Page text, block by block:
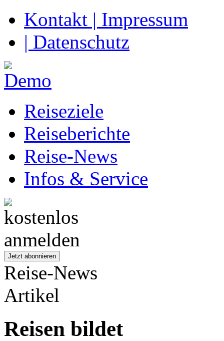
Kontakt | Impressum
| Datenschutz
Reiseziele
Reiseberichte
Reise-News
Infos & Service
Reise-News
Artikel
Reisen bildet